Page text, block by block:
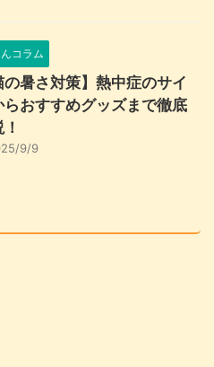
コラム
の暑さ対策】熱中症のサイ
らおすすめグッズまで徹底
9/9